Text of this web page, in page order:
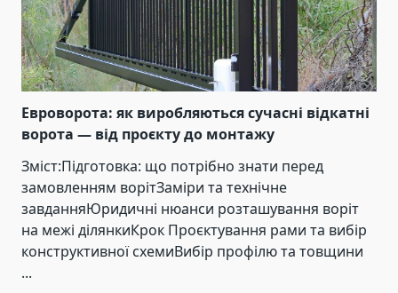
Евроворота: як виробляються сучасні відкатні
ворота — від проєкту до монтажу
Зміст:Підготовка: що потрібно знати перед
замовленням ворітЗаміри та технічне
завданняЮридичні нюанси розташування воріт
на межі ділянкиКрок Проєктування рами та вибір
конструктивної схемиВибір профілю та товщини
...